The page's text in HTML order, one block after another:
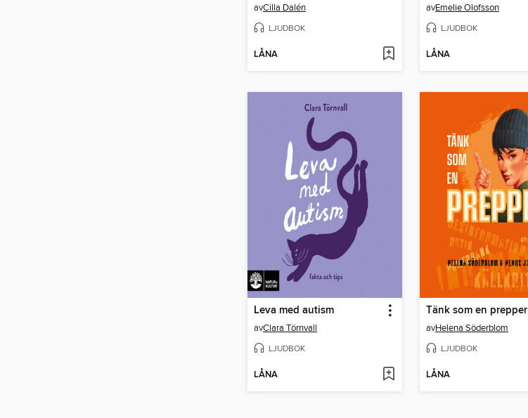
avCilla Dalén
LJUDBOK
LÅNA
avEmelie Olofsson
LJUDBOK
LÅNA
Leva med autism
avClara Törnvall
LJUDBOK
LÅNA
Tänk som en prepper
avHelena Söderblom
LJUDBOK
LÅNA